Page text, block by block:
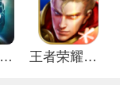
从细胞到奇点手游 王者荣耀无限点券解锁版